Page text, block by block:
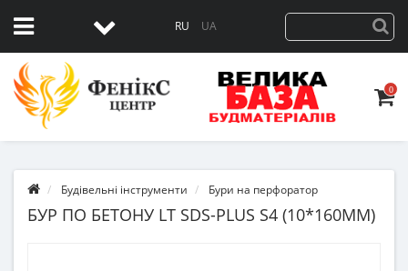
RU UA
0
Будівельні інструменти Бури на перфоратор
БУР ПО БЕТОНУ LT SDS-PLUS S4 (10*160ММ)